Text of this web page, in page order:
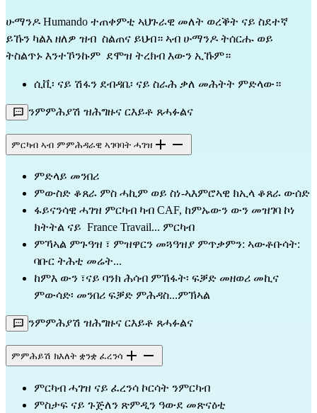
ሁማንዶ Humando ተጠቀምቲ ኣህጉራዊ መለት ወረቕት ናይ ስደተኛ
ይኹን ካልእ ዘለዎ ዝብ  ስልጠና ይህብ። ኣብ ሁማንዶ ትሰርሑ ወይ
ትስልጥኑ እንተኾንኩም  ደሞዝ ትረክብ እውን ኢኹም።
ሲቪ፡ ናይ ሽፋን ደብዳቤ፡ ናይ ስራሕ ቃለ መሕትት ምድላው።
ንምምሕያሽ ዝሕግዙና ርእይቶ ጸሓፉልና
ምርካብ ኣብ ምምሕዳራዊ ኣገባባት ሓገዝ
ምድላይ መንበሪ
ምውስድ ቆጸራ ምስ ሓኪም ወይ ስነ-ኣእምሮኣዊ ክኢላ ቆጸራ ውሰድ
ፋይናንሳዊ ሓገዝ ምርካብ ካብ CAF, ከምኡውን ውን መዝገባ ኮነ
ክትትል ናይ  France Travail... ምርካብ
ምኻኣል ምጉዓዝ ፣ ምዝዋርን መጓዓዝያ ምጥቃምን: ኣውቶቡሳት:
ባቡር ትሕቲ መሬት...
ከምእ ውን ፣ናይ ባንክ ሕሳብ ምኽፋት፡ ፍቓድ መዘወሪ መኪና
ምውሳድ፡ መንበሪ ፍቓድ ምሕዳስ...ምኽኣል
ንምምሕያሽ ዝሕግዙና ርእይቶ ጸሓፉልና
ምምሕይሽ ክእለት ቋንቋ ፈረንሳ
ምርካብ ሓገዝ ናይ ፈረንሳ ኮርሳት ንምርካብ
ምስታፍ ናይ ጉጅለን ጽምዲን ዓውደ መጽናዕቲ